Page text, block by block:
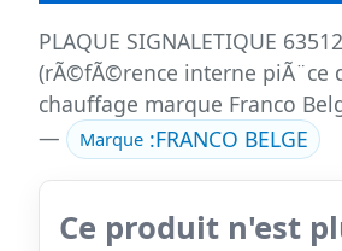
PLAQUE SIGNALETIQUE
(rÃ©fÃ©rence interne piÃ¨ce
chauffage marque Franco
—
Marque:FRANCO BELGE
Ce produit n'est